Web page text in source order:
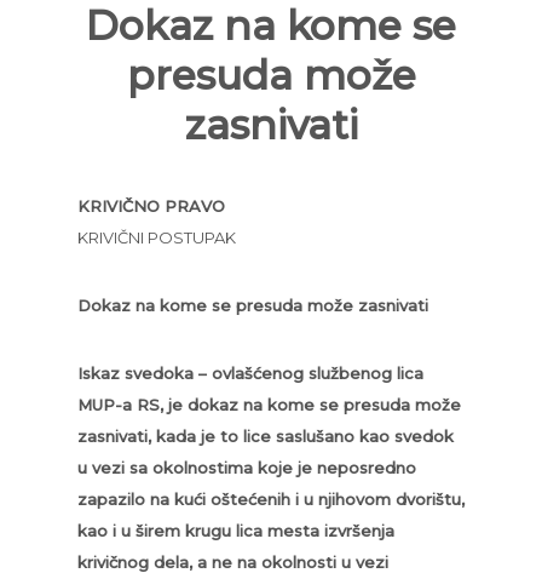
Dokaz na kome se
presuda može
zasnivati
KRIVIČNO PRAVO
KRIVIČNI POSTUPAK
Dokaz na kome se presuda može zasnivati
Iskaz svedoka – ovlašćenog službenog lica
MUP-a RS, je dokaz na kome se presuda može
zasnivati, kada je to lice saslušano kao svedok
u vezi sa okolnostima koje je neposredno
zapazilo na kući oštećenih i u njihovom dvorištu,
kao i u širem krugu lica mesta izvršenja
krivičnog dela, a ne na okolnosti u vezi